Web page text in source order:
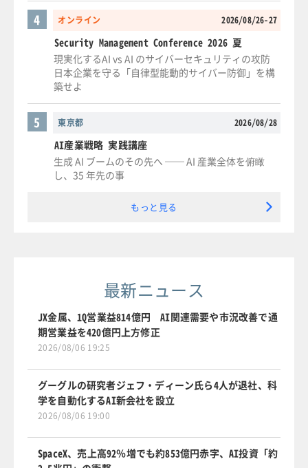
オンライン 2026/08/26-27
4
Security Management Conference 2026 夏
現実化するAI vs AI のサイバーセキュリティの攻防
日本企業を守る「自律型能動的サイバー防御」を構
築せよ
東京都 2026/08/28
5
AI産業戦略 実践講座
生成 AI ブームのその先へ ── AI 産業全体を俯瞰
し、35 年先の事
もっと見る
最新ニュース
JX金属、1Q営業益814億円 AI関連需要や市況改善で通
期営業益を420億円上方修正
2026/08/06 19:25
グーグルの研究者ジェフ・ディーン氏ら4人が退社、科
学を自動化するAI新会社を設立
2026/08/06 19:00
SpaceX、売上高92％増でも約853億円赤字、AI投資「約